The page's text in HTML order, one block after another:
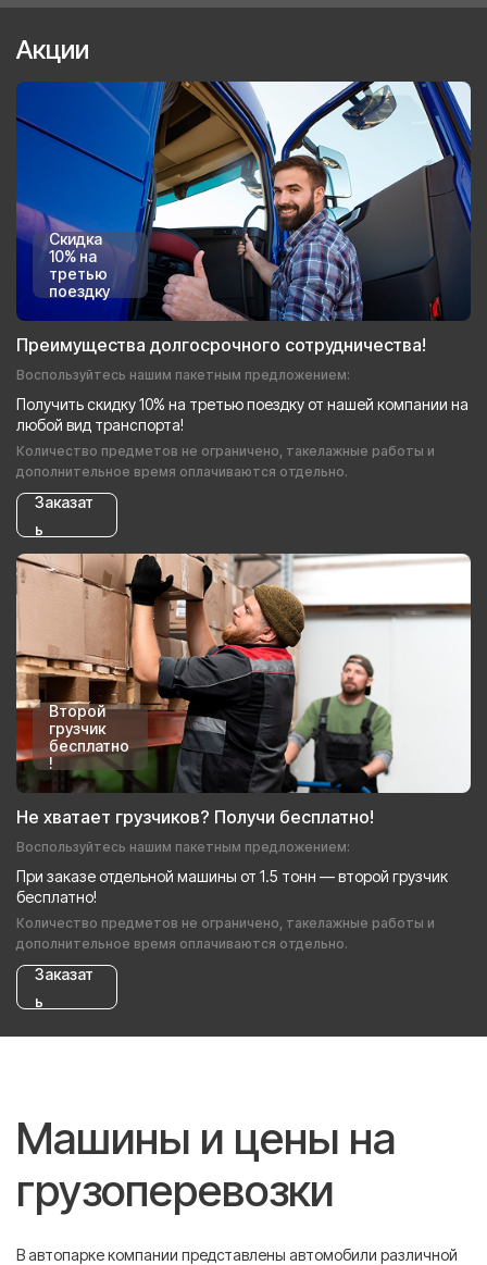
Акции
Скидка
10% на
третью
поездку
Преимущества долгосрочного сотрудничества!
Воспользуйтесь нашим пакетным предложением:
Получить скидку 10% на третью поездку от нашей компании на
любой вид транспорта!
Количество предметов не ограничено, такелажные работы и
дополнительное время оплачиваются отдельно.
Заказат
ь
Второй
грузчик
бесплатно
!
Не хватает грузчиков? Получи бесплатно!
Воспользуйтесь нашим пакетным предложением:
При заказе отдельной машины от 1.5 тонн — второй грузчик
бесплатно!
Количество предметов не ограничено, такелажные работы и
дополнительное время оплачиваются отдельно.
Заказат
ь
Машины и цены на
грузоперевозки
В автопарке компании представлены автомобили различной